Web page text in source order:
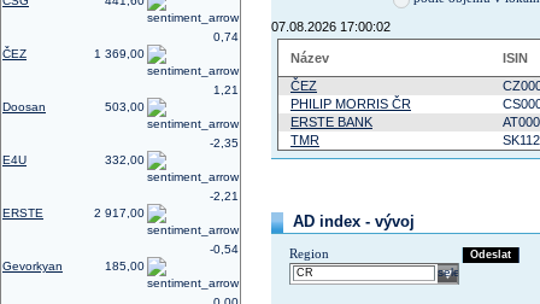
ČEZ 1 369,00
0,74
Doosan 503,00
1,21
E4U 332,00
-2,35
ERSTE 2 917,00
-2,21
Gevorkyan 185,00
-0,54
07.08.2026 17:00:02
Název
ISIN
ČEZ
PHILIP MORRIS ČR
ERSTE BANK
TMR
AD index - vývoj
Region
select
Odeslat